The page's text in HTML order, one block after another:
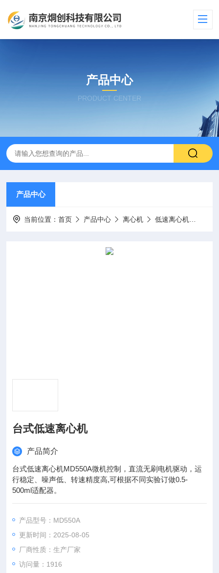
产品中心
PRODUCT CENTER
产品中心
当前位置：首页 产品中心 离心机 低速离心机
台式低速离心机
产品简介
台式低速离心机MD550A微机控制，直流无刷电机驱动，运
行稳定、噪声低、转速精度高,可根据不同实验订做0.5-
500ml适配器。
产品型号：MD550A
更新时间：2025-08-05
厂商性质：生产厂家
访问量：1916